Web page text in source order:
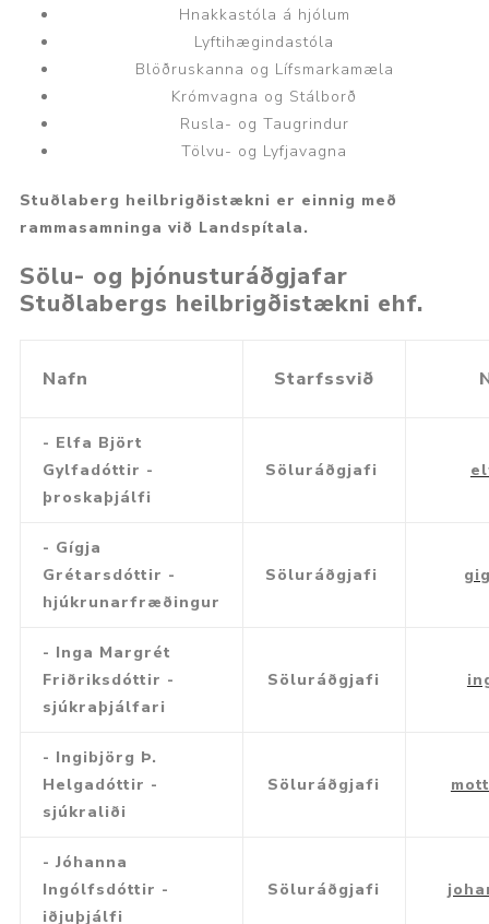
Hnakkastóla á hjólum
Lyftihægindastóla
Blöðruskanna og Lífsmarkamæla
Krómvagna og Stálborð
Rusla- og Taugrindur
Tölvu- og Lyfjavagna
Stuðlaberg heilbrigðistækni er einnig með
rammasamninga við Landspítala.
Sölu- og þjónusturáðgjafar
Stuðlabergs heilbrigðistækni ehf.
Nafn Starfssvið
- Elfa Björt
Gylfadóttir -
þroskaþjálfi
Söluráðgjafi
- Gígja
Grétarsdóttir -
hjúkrunarfræðingur
Söluráðgjafi
- Inga Margrét
Friðriksdóttir -
sjúkraþjálfari
Söluráðgjafi
- Ingibjörg Þ.
Helgadóttir -
sjúkraliði
Söluráðgjafi
- Jóhanna
Ingólfsdóttir -
iðjuþjálfi
Söluráðgjafi